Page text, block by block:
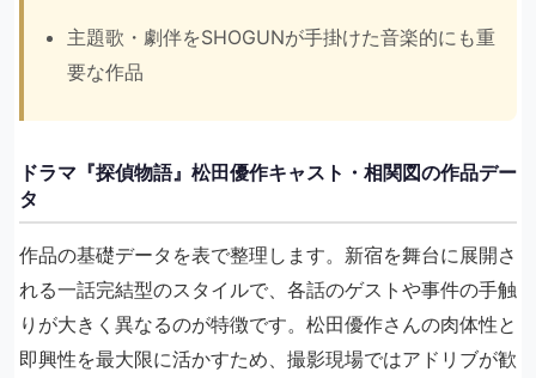
主題歌・劇伴をSHOGUNが手掛けた音楽的にも重
要な作品
ドラマ『探偵物語』松田優作キャスト・相関図の作品デー
タ
作品の基礎データを表で整理します。新宿を舞台に展開さ
れる一話完結型のスタイルで、各話のゲストや事件の手触
りが大きく異なるのが特徴です。松田優作さんの肉体性と
即興性を最大限に活かすため、撮影現場ではアドリブが歓